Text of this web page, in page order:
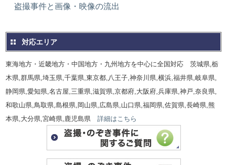
盗撮事件と画像・映像の流出
対応エリア
東海地方・近畿地方・中国地方・九州地方を中心に全国対応 茨城県,栃
木県,群馬県,埼玉県,千葉県,東京都,八王子,神奈川県,横浜,福井県,岐阜県,
静岡県,愛知県,名古屋,三重県,滋賀県,京都府,大阪府,兵庫県,神戸,奈良県,
和歌山県,鳥取県,島根県,岡山県,広島県,山口県,福岡県,佐賀県,長崎県,熊
本県,大分県,宮崎県,鹿児島県詳細はこちら